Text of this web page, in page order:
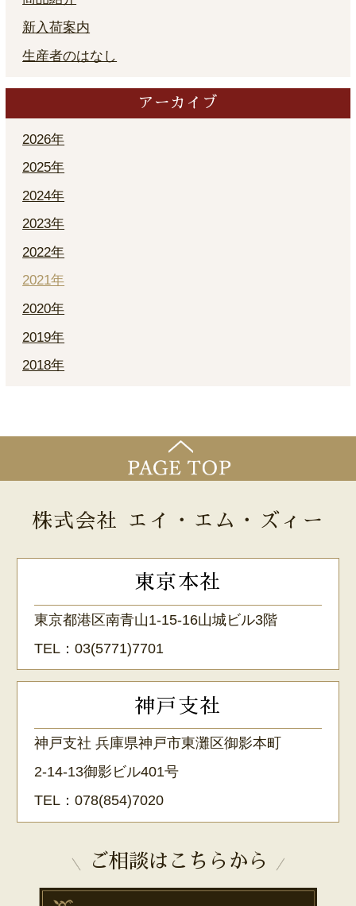
新入荷案内
生産者のはなし
アーカイブ
2026年
2025年
2024年
2023年
2022年
2021年
2020年
2019年
2018年
株式会社 エイ・エム・ズィー
東京本社
東京都港区南青山1-15-16山城ビル3階
TEL：03(5771)7701
神戸支社
神戸支社 兵庫県神戸市東灘区御影本町
2-14-13御影ビル401号
TEL：078(854)7020
ご相談はこちらから